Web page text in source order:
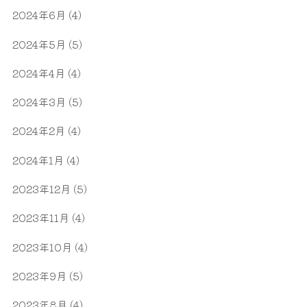
2024年6月 (4)
2024年5月 (5)
2024年4月 (4)
2024年3月 (5)
2024年2月 (4)
2024年1月 (4)
2023年12月 (5)
2023年11月 (4)
2023年10月 (4)
2023年9月 (5)